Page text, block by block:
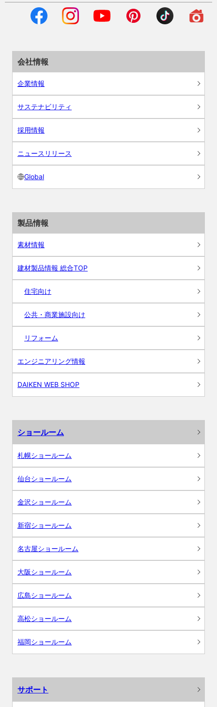
会社情報
企業情報
サステナビリティ
採用情報
ニュースリリース
Global
製品情報
素材情報
建材製品情報 総合TOP
住宅向け
公共・商業施設向け
リフォーム
エンジニアリング情報
DAIKEN WEB SHOP
ショールーム
札幌ショールーム
仙台ショールーム
金沢ショールーム
新宿ショールーム
名古屋ショールーム
大阪ショールーム
広島ショールーム
高松ショールーム
福岡ショールーム
サポート